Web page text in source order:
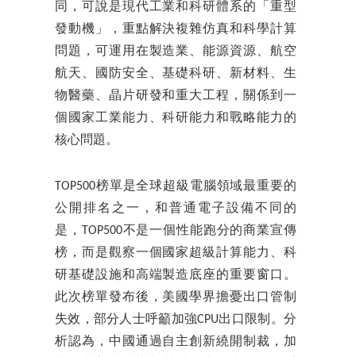
同，可說是現代工業和科研體系的「重型
發動機」，重點解決複雜仿真和科學計算
問題，可運用在製造業、能源資源、航空
航天、國防安全、基礎科研、新材料、生
物醫藥、晶片研發和重大工程，關係到一
個國家工業能力、科研能力和戰略能力的
核心問題。
TOP500榜單是全球超級電腦領域最重要的
公開排名之一，和普通電子設備不同的
是，TOP500不是一個性能跑分的商業宣傳
榜，而是觀察一個國家超級計算能力、科
研基礎設施和高端製造底座的重要窗口。
此次榜單發布後，美國學界擔憂出口管制
失效，部分人士呼籲加強CPU出口限制。分
析認為，中國通過自主創新繞開制裁，加